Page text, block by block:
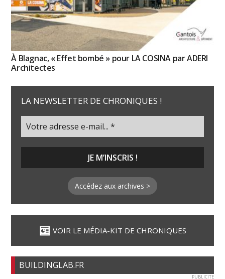
À Blagnac, « Effet bombé » pour LA COSINA par ADERI
Architectes
LA NEWSLETTER DE CHRONIQUES !
Accédez aux archives >
VOIR LE MÉDIA-KIT DE CHRONIQUES
BUILDINGLAB.FR
PUBLICITE